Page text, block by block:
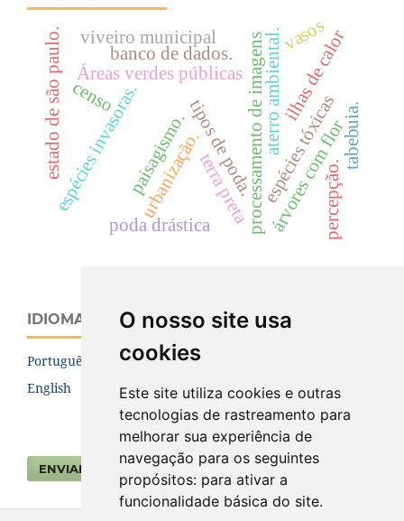
O nosso site usa
cookies
Este site utiliza cookies e outras
tecnologias de rastreamento para
melhorar sua experiência de
navegação para os seguintes
propósitos: para ativar a
funcionalidade básica do site.
Áreas verdes públicasprocessamento de imagensespécies tóxicas
espécies invasoras.
estado de são paulo. tipos de poda.
paisagismo. aterro ambiental.
censo
árvores com flor
urbanização.
poda drástica
banco de dados.
viveiro municipal ilhas de calor
percepção.
terra preta
vasos
tabebuia.
IDIOMA
Português (Brasil)
English
ENVIAR SUBMISSÃO